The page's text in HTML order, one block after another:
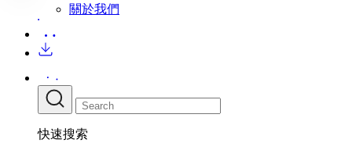
關於我們
快速搜索